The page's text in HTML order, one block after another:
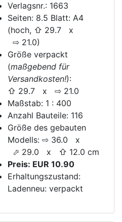
Verlagsnr.: 1663
Seiten: 8.5 Blatt: A4
(hoch, ⇧ 29.7 x
⇨ 21.0)
Größe verpackt
(maßgebend für
Versandkosten!):
⇧ 29.7 x ⇨ 21.0
Maßstab: 1 : 400
Anzahl Bauteile: 116
Größe des gebauten
Modells: ⇨ 36.0 x
⬀ 29.0 x ⇧ 12.0 cm
Preis: EUR 10.90
Erhaltungszustand:
Ladenneu: verpackt